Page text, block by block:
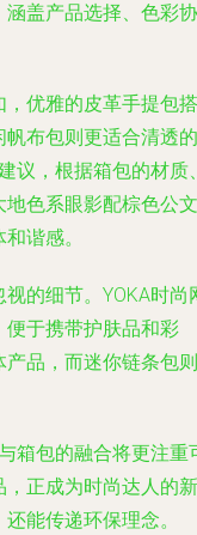
盖产品选择、色彩协
优雅的皮革手提包搭
布包则更适合清透的
议，根据箱包的材质
色系眼影配棕色公文
谐感。
的细节。YOKA时尚
于携带护肤品和彩
品，而迷你链条包则
箱包的融合将更注重
正成为时尚达人的新
能传递环保理念。